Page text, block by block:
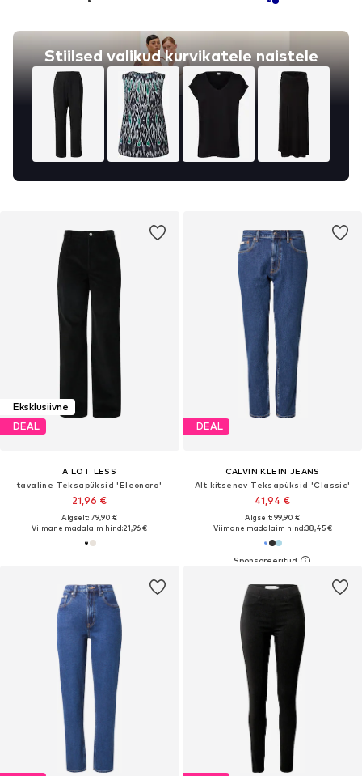
Stiilsed valikud kurvikatele naistele
Eksklusiivne
DEAL
A LOT LESS
tavaline Teksapüksid 'Eleonora'
21,96 €
Algselt: 79,90 €
Viimane madalaim hind:21,96 €
DEAL
CALVIN KLEIN JEANS
Alt kitsenev Teksapüksid 'Classic'
41,94 €
Algselt: 99,90 €
Viimane madalaim hind:38,45 €